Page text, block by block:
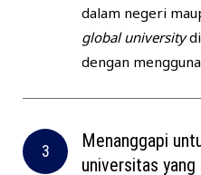
dalam negeri
global universitydi
dengan
Menanggapi
universitas